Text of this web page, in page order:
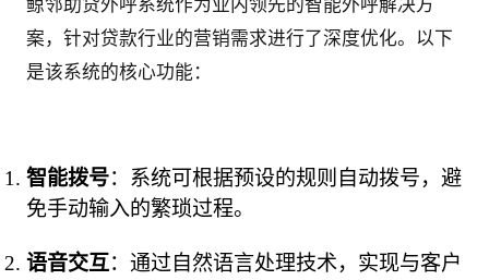
鲸邻助贷外呼系统作为业内领先的智能外呼解决方
案，针对贷款行业的营销需求进行了深度优化。以下
是该系统的核心功能：
智能拨号：系统可根据预设的规则自动拨号，避
免手动输入的繁琐过程。
语音交互：通过自然语言处理技术，实现与客户